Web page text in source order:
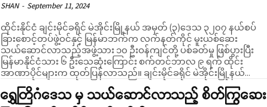
SHAN - September 11, 2024
ထိုင်းနိုင်ငံ ချင်းမိုင်ခရိုင် မဲအိုင်းမြို့နယ် အမှတ် (၃)ဒေသ ၃၂၀၇ နယ်စပ်
ခြားစောင့်တပ်ဖွဲ့ဝင်နှင့် မြန်မာဘက်က လက်နတ်ကိုင် မူးယစ်ဆေး
သယ်ဆောင်လာသည့်အဖွဲ့သား ၁၀ ဦးဝန်ကျင်တို့ ပစ်ခတ်မှု ဖြစ်ပွားပြီး
မြန်မာနိုင်ငံသား ၆ ဦးသေဆုံးကြောင်း စက်တင်ဘာလ ၉ ရက် ထိုင်း
အာဏာပိုင်များက ထုတ်ပြန်လာသည်။ ချင်းမိုင်ခရိုင် မဲအိုင်းမြို့နယ်...
ရွှေတြိဂံဒေသ မှ သယ်ဆောင်လာသည့် စိတ်ကြွဆေး